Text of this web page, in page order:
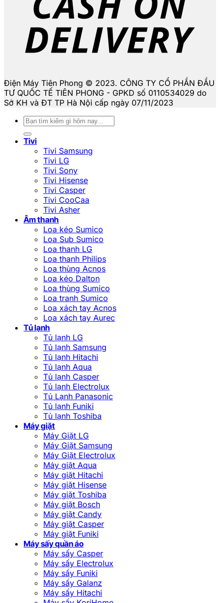
Điện Máy Tiên Phong © 2023. CÔNG TY CỔ PHẦN ĐẦU
TƯ QUỐC TẾ TIÊN PHONG - GPKD số 0110534029 do
Sở KH và ĐT TP Hà Nội cấp ngày 07/11/2023
Tìm
kiếm:
Tivi
Tivi Samsung
Tivi LG
Tivi Sony
Tivi Hisense
Tivi Casper
Tivi CooCaa
Tivi Asher
Âm thanh
Loa kéo Sumico
Loa Sub Sumico
Loa thanh LG
Loa thanh Philips
Loa thùng Acnos
Loa kéo Dalton
Loa thùng Sumico
Loa tranh Sumico
Loa xách tay Acnos
Loa xách tay Aurec
Tủ lạnh
Tủ lạnh LG
Tủ lạnh Samsung
Tủ lạnh Hitachi
Tủ lạnh Aqua
Tủ lạnh Casper
Tủ lạnh Electrolux
Tủ Lạnh Panasonic
Tủ lạnh Funiki
Tủ lạnh Toshiba
Máy giặt
Máy Giặt LG
Máy Giặt Samsung
Máy Giặt Electrolux
Máy giặt Aqua
Máy giặt Hitachi
Máy giặt Hisense
Máy giặt Toshiba
Máy giặt Bosch
Máy giặt Candy
Máy giặt Casper
Máy giặt Funiki
Máy sấy quần áo
Máy sấy Casper
Máy sấy Electrolux
Máy sấy Funiki
Máy sấy Galanz
Máy sấy Hitachi